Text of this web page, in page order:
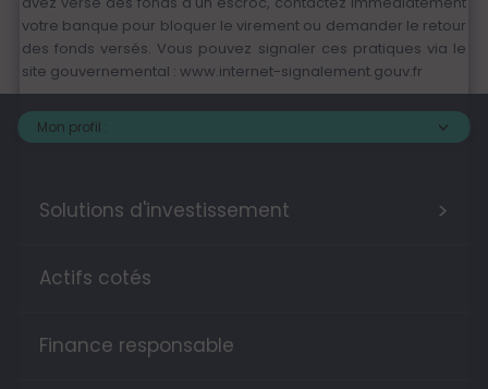
votre banque pour bloquer le virement ou demander le retour
des fonds versés. Vous pouvez signaler ces pratiques via le
site gouvernemental : www.internet-signalement.gouv.fr
Mon profil :
Solutions d'investissement >
Actifs cotés
Finance responsable